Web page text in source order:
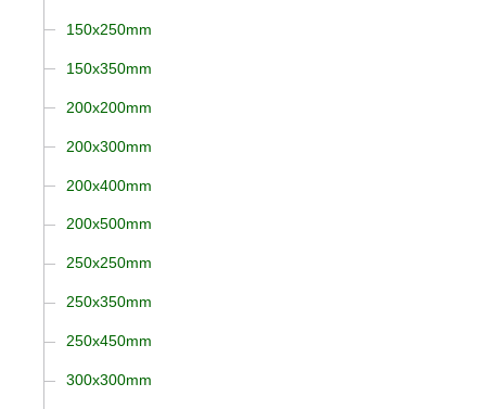
150x250mm
150x350mm
200x200mm
200x300mm
200x400mm
200x500mm
250x250mm
250x350mm
250x450mm
300x300mm